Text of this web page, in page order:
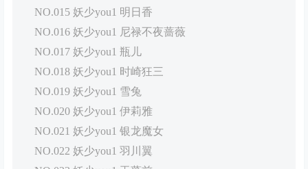
NO.015 妖少you1 明日香
NO.016 妖少you1 尼禄不夜蔷薇
NO.017 妖少you1 瓶儿
NO.018 妖少you1 时崎狂三
NO.019 妖少you1 雪兔
NO.020 妖少you1 伊莉雅
NO.021 妖少you1 银龙魔女
NO.022 妖少you1 羽川翼